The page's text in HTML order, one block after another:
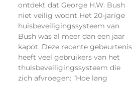
ontdekt dat George H.W. Bush
niet veilig woont Het 20-jarige
huisbeveiligingssysteem van
Bush was al meer dan een jaar
kapot. Deze recente gebeurtenis
heeft veel gebruikers van het
thuisbeveiligingssysteem die
zich afvroegen: “Hoe lang